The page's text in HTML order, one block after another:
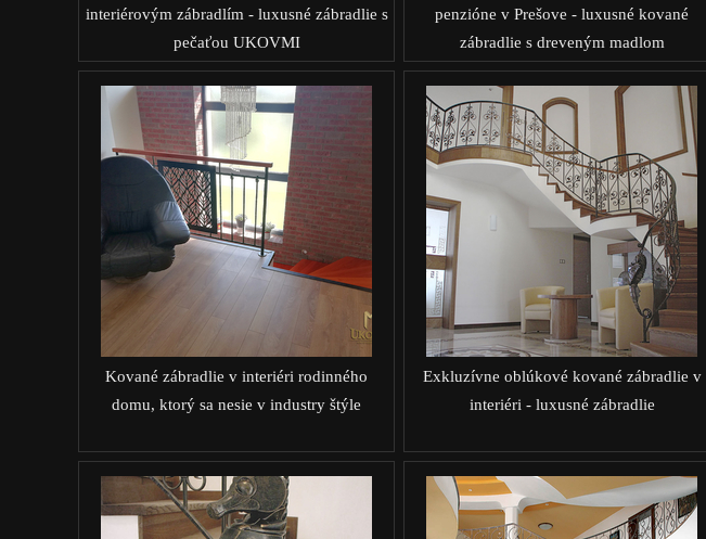
interiérovým zábradlím - luxusné zábradlie s
pečaťou UKOVMI
penzióne v Prešove - luxusné kované
zábradlie s dreveným madlom
Kované zábradlie v interiéri rodinného
domu, ktorý sa nesie v industry štýle
Exkluzívne oblúkové kované zábradlie v
interiéri - luxusné zábradlie